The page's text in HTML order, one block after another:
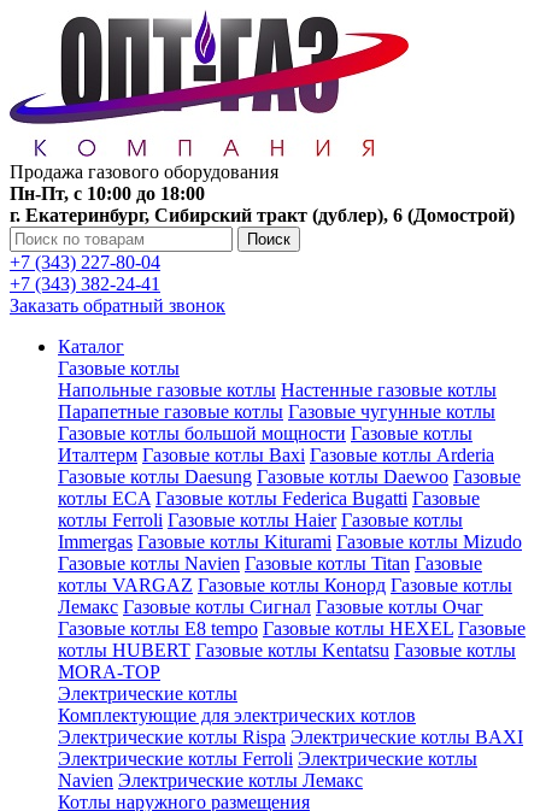
Продажа газового оборудования
Пн-Пт, с 10:00 до 18:00
г. Екатеринбург, Сибирский тракт (дублер), 6 (Домострой)
Поиск
+7 (343) 227-80-04
+7 (343) 382-24-41
Заказать обратный звонок
Каталог
Газовые котлы
Напольные газовые котлы Настенные газовые котлы
Парапетные газовые котлы Газовые чугунные котлы
Газовые котлы большой мощности Газовые котлы
Италтерм Газовые котлы Baxi Газовые котлы Arderia
Газовые котлы Daesung Газовые котлы Daewoo Газовые
котлы ECA Газовые котлы Federica Bugatti Газовые
котлы Ferroli Газовые котлы Haier Газовые котлы
Immergas Газовые котлы Kiturami Газовые котлы Mizudo
Газовые котлы Navien Газовые котлы Titan Газовые
котлы VARGAZ Газовые котлы Конорд Газовые котлы
Лемакс Газовые котлы Сигнал Газовые котлы Очаг
Газовые котлы E8 tempo Газовые котлы HEXEL Газовые
котлы HUBERT Газовые котлы Kentatsu Газовые котлы
MORA-TOP
Электрические котлы
Комплектующие для электрических котлов
Электрические котлы Rispa Электрические котлы BAXI
Электрические котлы Ferroli Электрические котлы
Navien Электрические котлы Лемакс
Котлы наружного размещения